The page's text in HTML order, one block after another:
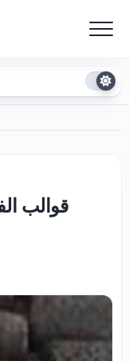
قوالب